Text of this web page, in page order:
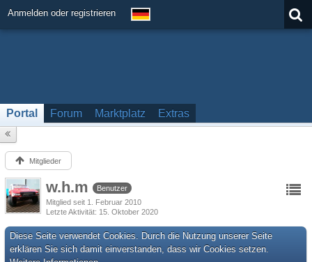
Anmelden oder registrieren
Portal Forum Marktplatz Extras
Mitglieder
w.h.m
Benutzer
Mitglied seit 1. Februar 2010
Letzte Aktivität 15. Oktober 2020
Diese Seite verwendet Cookies. Durch die Nutzung unserer Seite
erklären Sie sich damit einverstanden, dass wir Cookies setzen.